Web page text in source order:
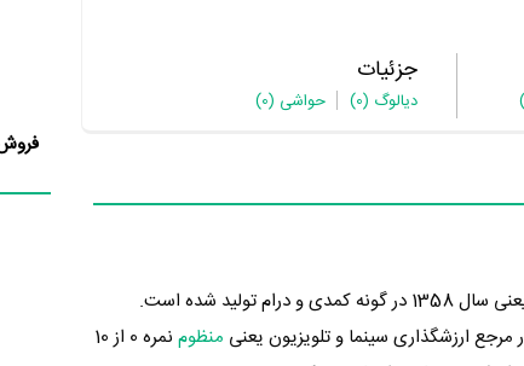
جزئیات
دیالوگ (0) حواشی (0)
در 40 سال پیش یعنی سال 1358 در گونه کمدی و درام تولید شده است.
ارزشگذاری سینما و تلویزیون یعنی منظوم
نمره 0 از 10